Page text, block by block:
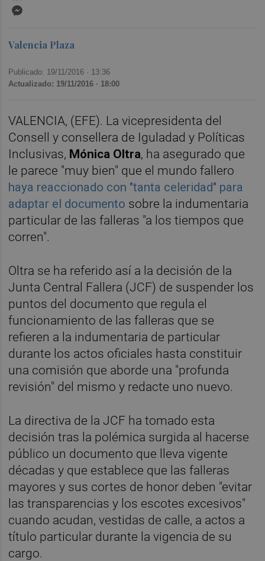
Valencia Plaza
Publicado: 19/11/2016 · 13:36
Actualizado: 19/11/2016 · 18:00
VALENCIA, (EFE). La vicepresidenta del
Consell y consellera de Iguladad y Políticas
Inclusivas, Mónica Oltra, ha asegurado que
le parece "muy bien" que el mundo fallero
haya reaccionado con "tanta celeridad" para
adaptar el documento sobre la indumentaria
particular de las falleras "a los tiempos que
corren".
Oltra se ha referido así a la decisión de la
Junta Central Fallera (JCF) de suspender los
puntos del documento que regula el
funcionamiento de las falleras que se
refieren a la indumentaria de particular
durante los actos oficiales hasta constituir
una comisión que aborde una "profunda
revisión" del mismo y redacte uno nuevo.
La directiva de la JCF ha tomado esta
decisión tras la polémica surgida al hacerse
público un documento que lleva vigente
décadas y que establece que las falleras
mayores y sus cortes de honor deben "evitar
las transparencias y los escotes excesivos"
cuando acudan, vestidas de calle, a actos a
título particular durante la vigencia de su
cargo.